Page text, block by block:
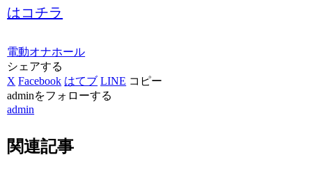
はコチラ
電動オナホール
シェアする
X Facebook はてブ LINE コピー
adminをフォローする
admin
関連記事